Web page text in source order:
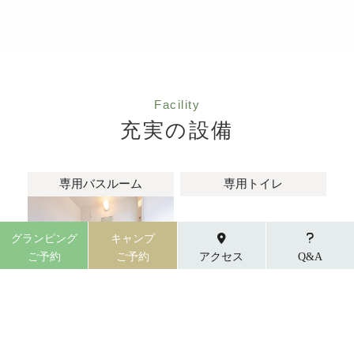
Facility
充実の設備
専用バスルーム 専用トイレ
グランピング
ご予約
キャンプ
ご予約
アクセス Q&A